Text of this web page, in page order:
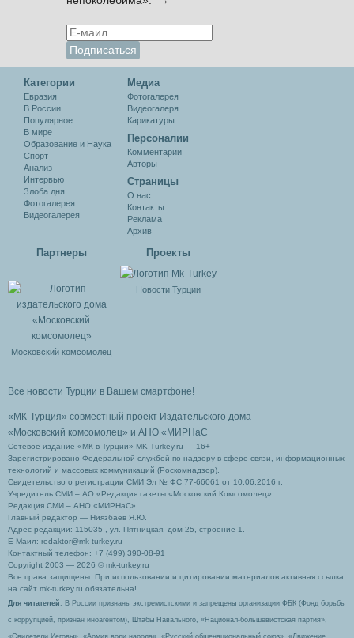
Категории
Евразия
В России
Популярное
В мире
Образование и Наука
Спорт
Анализ
Интервью
Злоба дня
Фотогалерея
Видеогалерея
Медиа
Фотогалерея
Видеогалеря
Карикатуры
Персоналии
Комментарии
Авторы
Cтраницы
О нас
Контакты
Реклама
Архив
Партнеры
Московский комсомолец
Проекты
Новости Турции
Все новости Турции в Вашем смартфоне!
«МК-Турция» совместный проект Издательского дома
«Московский комсомолец» и АНО «МИРНаС
Сетевое издание «МК в Турции» MK-Turkey.ru — 16+
Зарегистрировано Федеральной службой по надзору в сфере связи, информационных
технологий и массовых коммуникаций (Роскомнадзор).
Свидетельство о регистрации СМИ Эл № ФС 77-66061 от 10.06.2016 г.
Учредитель СМИ – АО «Редакция газеты «Московский Комсомолец»
Редакция СМИ – АНО «МИРНаС»
Главный редактор — Ниязбаев Я.Ю.
Адрес редакции: 115035 , ул. Пятницкая, дом 25, строение 1.
Е-Маил: redaktor@mk-turkey.ru
Контактный телефон: +7 (499) 390-08-91
Copyright 2003 — 2026 © mk-turkey.ru
Все права защищены. При использовании и цитировании материалов активная ссылка
на сайт mk-turkey.ru обязательна!
Для читателей : В России признаны экстремистскими и запрещены организации ФБК (Фонд борьбы
с коррупцией, признан иноагентом), Штабы Навального, «Национал-большевистская партия»,